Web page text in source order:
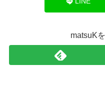
matsuK